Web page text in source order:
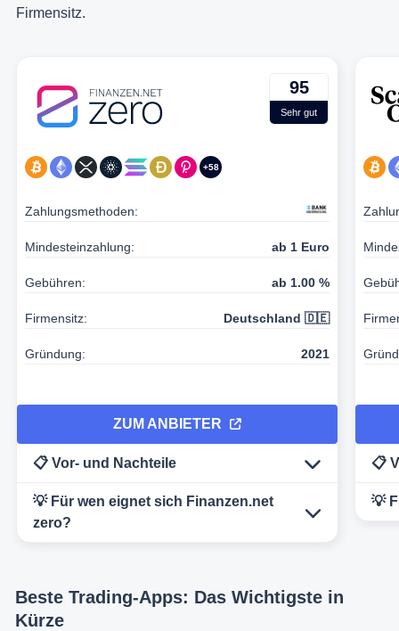
Firmensitz.
95
Sehr gut
+58
Zahlungsmethoden:
Mindesteinzahlung: ab 1 Euro
Gebühren: ab 1.00 %
Firmensitz: Deutschland 🇩🇪
Gründung: 2021
ZUM ANBIETER
📋 Vor- und Nachteile
💡 Für wen eignet sich Finanzen.net
zero?
📋
💡
Beste Trading-Apps: Das Wichtigste in
Kürze